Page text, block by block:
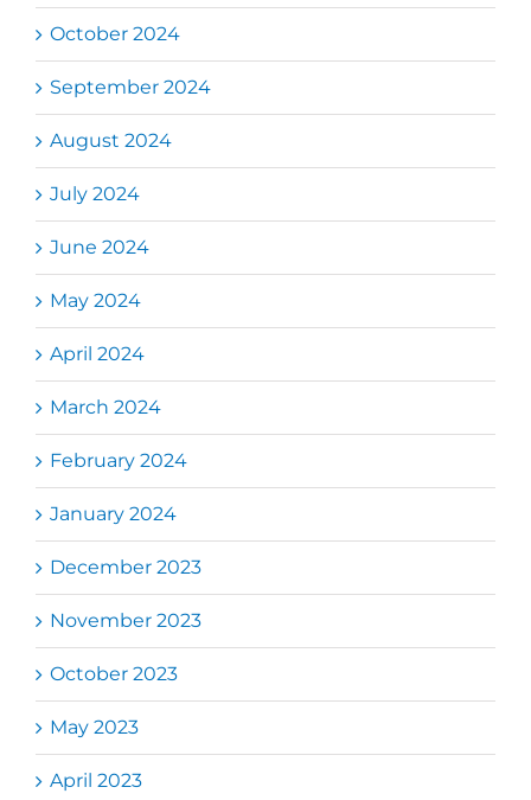
October 2024
September 2024
August 2024
July 2024
June 2024
May 2024
April 2024
March 2024
February 2024
January 2024
December 2023
November 2023
October 2023
May 2023
April 2023